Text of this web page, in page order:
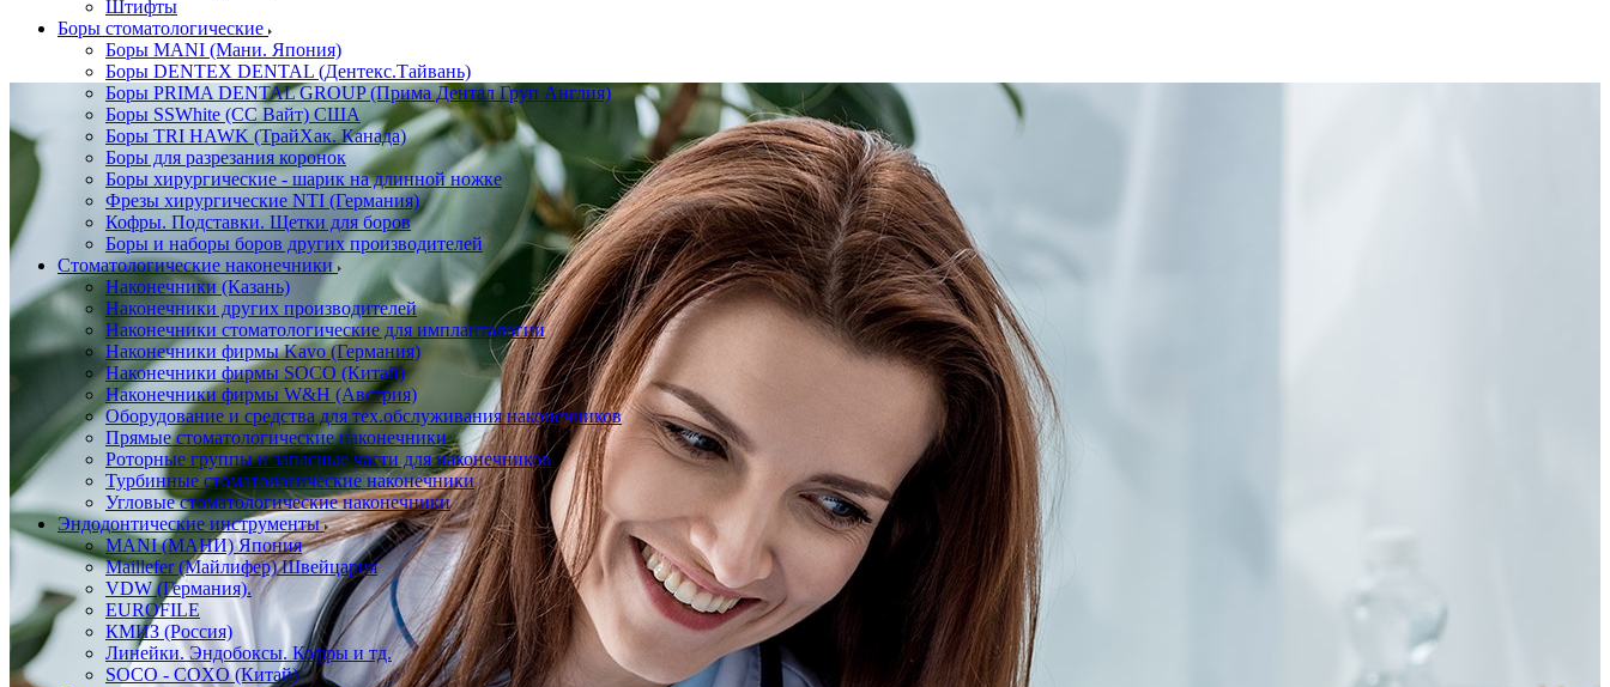
Штифты
Боры стоматологические
Боры MANI (Мани. Япония)
Боры DENTEX DENTAL (Дентекс.Тайвань)
Боры PRIMA DENTAL GROUP (Прима Дентал Груп Англия)
Боры SSWhite (СС Вайт) США
Боры TRI HAWK (ТрайХак. Канада)
Боры для разрезания коронок
Боры хирургические - шарик на длинной ножке
Фрезы хирургические NTI (Германия)
Кофры. Подставки. Щетки для боров
Боры и наборы боров других производителей
Стоматологические наконечники
Наконечники (Казань)
Наконечники других производителей
Наконечники стоматологические для импланталогии
Наконечники фирмы Kavo (Германия)
Наконечники фирмы SOCO (Китай)
Наконечники фирмы W&H (Австрия)
Оборудование и средства для тех.обслуживания наконечников
Прямые стоматологические наконечники
Роторные группы и запасные части для наконечников
Турбинные стоматологические наконечники
Угловые стоматологические наконечники
Эндодонтические инструменты
MANI (МАНИ) Япония
Maillefer (Майлифер) Швейцария
VDW (Германия).
EUROFILE
КМИЗ (Россия)
Линейки. Эндобоксы. Кофры и тд.
SOCO - COXO (Китай)